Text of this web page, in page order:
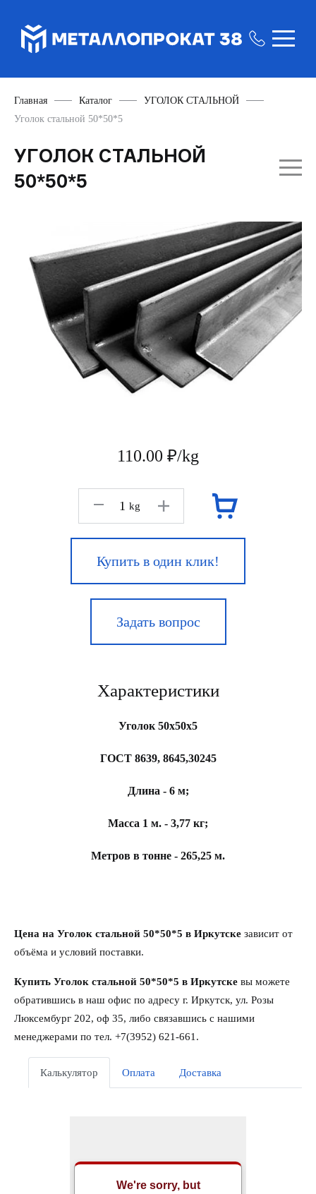
Главная Каталог
УГОЛОК СТАЛЬНОЙ
Уголок стальной 50*50*5
УГОЛОК СТАЛЬНОЙ
50*50*5
110.00 ₽/kg
kg
Купить в один клик!
Задать вопрос
Характеристики
Уголок 50х50х5
ГОСТ 8639, 8645,30245
Длина - 6 м;
Масса 1 м. - 3,77 кг;
Метров в тонне - 265,25 м.
Цена на Уголок стальной 50*50*5 в Иркутске зависит от
объёма и условий поставки.
Купить Уголок стальной 50*50*5 в Иркутске вы можете
обратившись в наш офис по адресу г. Иркутск, ул. Розы
Люксембург 202, оф 35, либо связавшись с нашими
менеджерами по тел. +7(3952) 621-661.
Калькулятор Оплата Доставка